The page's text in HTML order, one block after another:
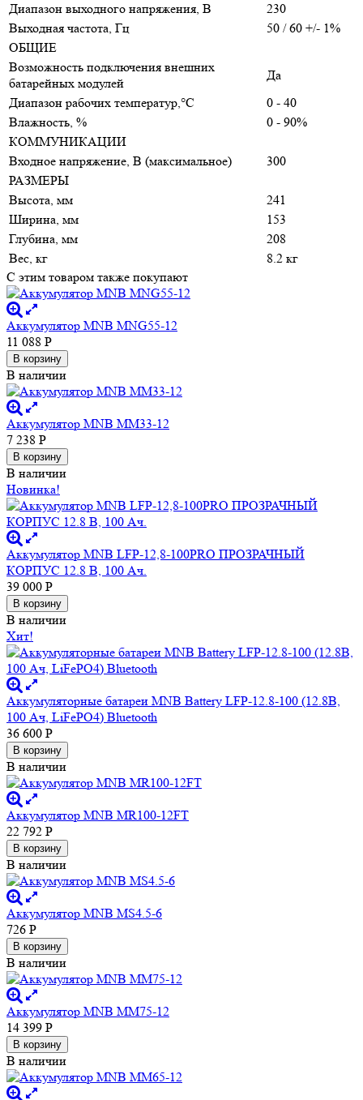
Диапазон выходного напряжения, В
230
Выходная частота, Гц
50 / 60 +/- 1%
ОБЩИЕ
Возможность подключения внешних
батарейных модулей
Да
Диапазон рабочих температур,°С
0 - 40
Влажность, %
0 - 90%
КОММУНИКАЦИИ
Входное напряжение, В (максимальное)
300
РАЗМЕРЫ
Высота, мм
241
Ширина, мм
153
Глубина, мм
208
Вес, кг
8.2 кг
С этим товаром также покупают
Аккумулятор MNB MNG55-12
11 088 Р
В корзину
В наличии
Аккумулятор MNB MM33-12
7 238 Р
В корзину
В наличии
Новинка!
Аккумулятор MNB LFP-12,8-100PRO ПРОЗРАЧНЫЙ
КОРПУС 12.8 В, 100 Ач.
39 000 Р
В корзину
В наличии
Хит!
Аккумуляторные батареи MNB Battery LFP-12.8-100 (12.8В,
100 Ач, LiFePO4) Bluetooth
36 600 Р
В корзину
В наличии
Аккумулятор MNB MR100-12FT
22 792 Р
В корзину
В наличии
Аккумулятор MNB MS4.5-6
726 Р
В корзину
В наличии
Аккумулятор MNB MM75-12
14 399 Р
В корзину
В наличии